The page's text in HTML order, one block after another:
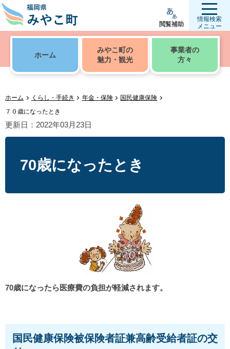
閲覧補助
情報検索
メニュー
ホーム
みやこ町の
魅力・観光
事業者の
方々
ホーム くらし・手続き 年金・保険
国民健康保険
７０歳になったとき
更新日：2022年03月23日
70歳になったとき
70歳になったら医療費の負担が軽減されます。
国民健康保険被保険者証兼高齢受給者証の交